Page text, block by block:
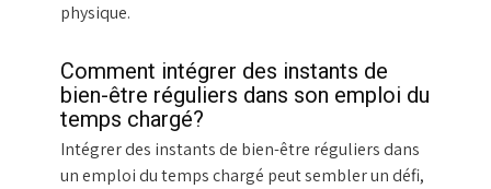
physique.
Comment intégrer des instants de
bien-être réguliers dans son emploi du
temps chargé?
Intégrer des instants de bien-être réguliers dans
un emploi du temps chargé peut sembler un défi,